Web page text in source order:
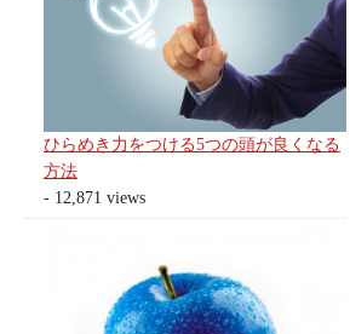
ひらめき力をつける5つの頭が良くなる
方法
- 12,871 views